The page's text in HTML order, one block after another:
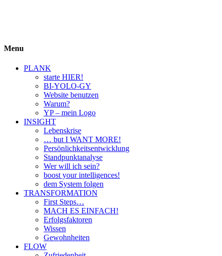
Menu
PLANK
starte HIER!
BI-YOLO-GY
Website benutzen
Warum?
YP – mein Logo
INSIGHT
Lebenskrise
… but I WANT MORE!
Persönlichkeitsentwicklung
Standpunktanalyse
Wer will ich sein?
boost your intelligences!
dem System folgen
TRANSFORMATION
First Steps…
MACH ES EINFACH!
Erfolgsfaktoren
Wissen
Gewohnheiten
FLOW